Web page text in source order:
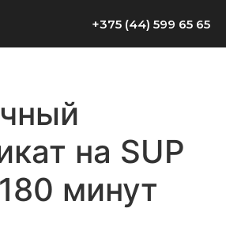
+375 (44) 599 65 65
сертификат на SUP BOARD 180
на SUP
минут